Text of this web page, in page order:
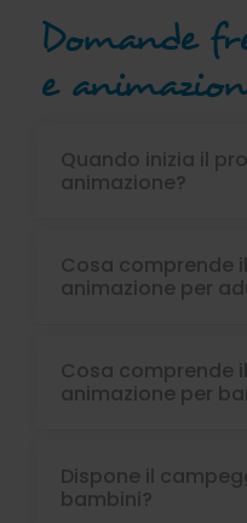
Domande
e
Quando inizia il
animazione?
Cosa comprende
animazione per
Cosa comprende
animazione per
Dispone il
bambini?